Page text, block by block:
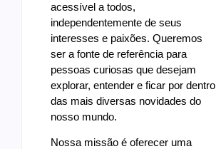
acessível a todos,
independentemente de seus
interesses e paixões. Queremos
ser a fonte de referência para
pessoas curiosas que desejam
explorar, entender e ficar por dentro
das mais diversas novidades do
nosso mundo.
Nossa missão é oferecer uma